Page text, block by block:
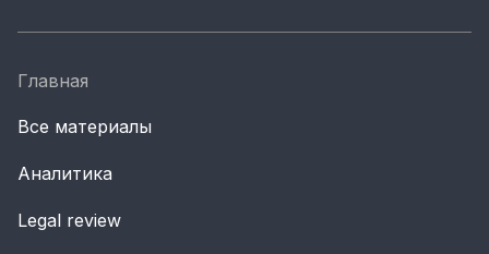
Главная
Все материалы
Аналитика
Legal review